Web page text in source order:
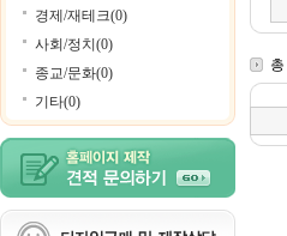
경제/재테크(0)
사회/정치(0)
종교/문화(0)
기타(0)
총